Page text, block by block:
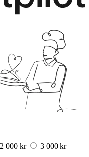
2 000 kr 3 000 kr